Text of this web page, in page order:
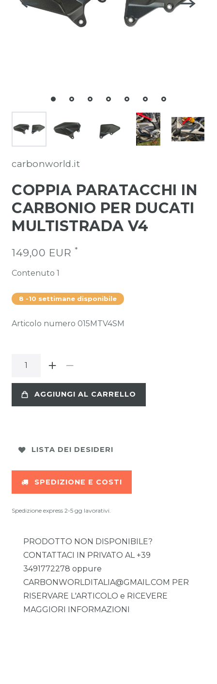
carbonworld.it
COPPIA PARATACCHI IN
CARBONIO PER DUCATI
MULTISTRADA V4
149,00 EUR *
Contenuto 1
8 -10 settimane disponibile
Articolo numero 015MTV4SM
AGGIUNGI AL CARRELLO
LISTA DEI DESIDERI
SPEDIZIONE E COSTI
Spedizione express 2-5 gg lavorativi.
PRODOTTO NON DISPONIBILE?
CONTATTACI IN PRIVATO AL +39
3491772278 oppure
CARBONWORLDITALIA@GMAIL.COM PER
RISERVARE L'ARTICOLO e RICEVERE
MAGGIORI INFORMAZIONI